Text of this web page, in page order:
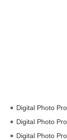
Digital Photo
Digital Photo
Digital Photo